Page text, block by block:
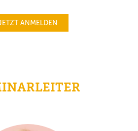
ANMELDEN